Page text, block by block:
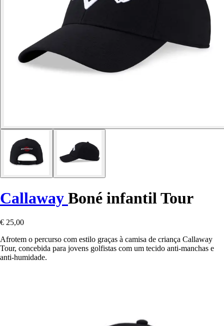
Callaway Boné infantil Tour
€ 25,00
Afrotem o percurso com estilo graças à camisa de criança Callaway
Tour, concebida para jovens golfistas com um tecido anti-manchas e
anti-humidade.